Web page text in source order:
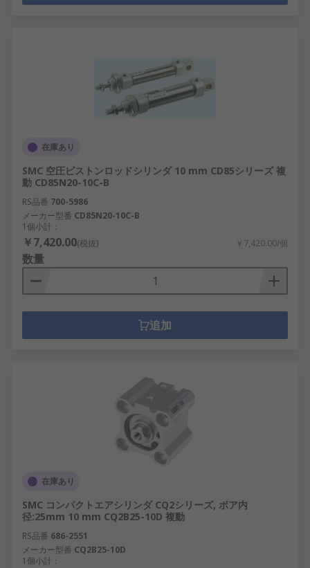
在庫あり
SMC 空圧ピストンロッドシリンダ 10 mm CD85シリーズ 複
動 CD85N20-10C-B
RS品番 700-5986
メーカー型番 CD85N20-10C-B
1個小計：
￥7,420.00(税抜) ￥7,420.00/個
数量
追加
在庫あり
SMC コンパクトエアシリンダ CQ2シリーズ, ボア内
径:25mm 10 mm CQ2B25-10D 複動
RS品番 686-2551
メーカー型番 CQ2B25-10D
1個小計：